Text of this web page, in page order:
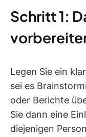
Schritt 1:
Legen Sie ein
sei es
oder Berichte
Sie dann eine
diejenigen